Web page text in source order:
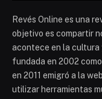
Revés Online es una
objetivo es compartir
acontece en la cultura
fundada en 2002
en 2011 emigró a la
utilizar herramientas